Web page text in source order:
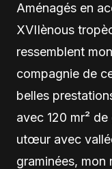
Aménagés en
XVIIènous
ressemblent
compagnie de
belles
avec 120 mr²
utœur avec
graminées,